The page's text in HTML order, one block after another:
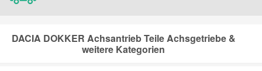
DACIA DOKKER Achsantrieb Teile Achsgetriebe &
weitere Kategorien
Jeep Ersatzteile
Kia Ersatzteile